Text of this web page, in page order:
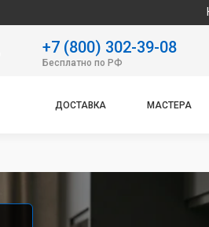
Наш
+7 (800) 302-39-08
Бесплатно по РФ
ДОСТАВКА МАСТЕРА